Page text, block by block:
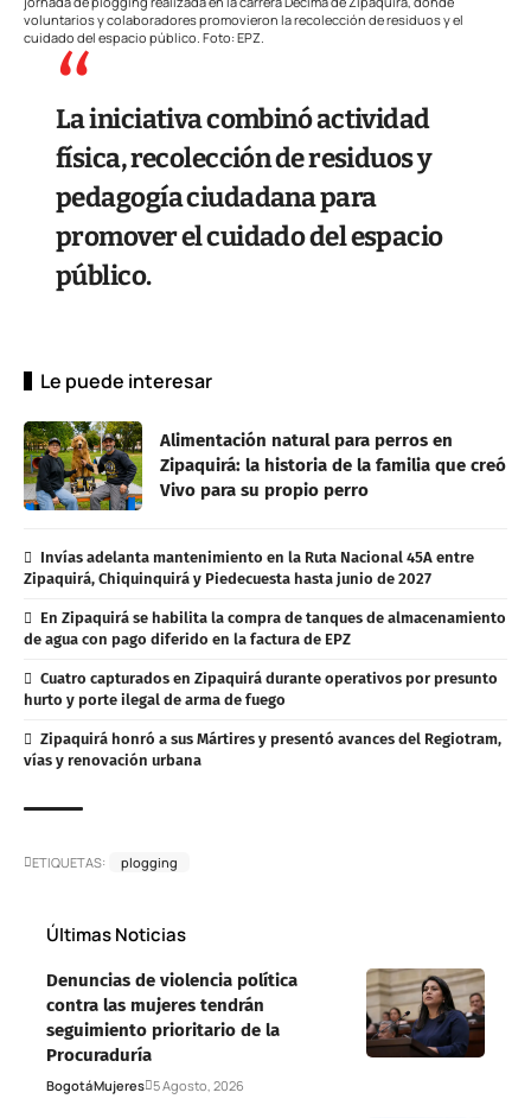
voluntarios y colaboradores promovieron la recolección de residuos y el
cuidado del espacio público. Foto: EPZ.
La iniciativa combinó actividad
física, recolección de residuos y
pedagogía ciudadana para
promover el cuidado del espacio
público.
Le puede interesar
Alimentación natural para perros en
Zipaquirá: la historia de la familia que creó
Vivo para su propio perro
Invías adelanta mantenimiento en la Ruta Nacional 45A entre
Zipaquirá, Chiquinquirá y Piedecuesta hasta junio de 2027
En Zipaquirá se habilita la compra de tanques de almacenamiento
de agua con pago diferido en la factura de EPZ
Cuatro capturados en Zipaquirá durante operativos por presunto
hurto y porte ilegal de arma de fuego
Zipaquirá honró a sus Mártires y presentó avances del Regiotram,
vías y renovación urbana
ETIQUETAS: plogging
Últimas Noticias
Denuncias de violencia política
contra las mujeres tendrán
seguimiento prioritario de la
Procuraduría
BogotáMujeres 5 Agosto, 2026